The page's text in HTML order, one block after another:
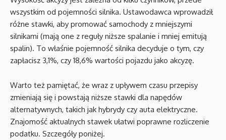
wszystkim od pojemności silnika. Ustawodawca wprowadził
różne stawki, aby promować samochody z mniejszymi
silnikami (mają one z reguły niższe spalanie i mniej emitują
spalin). To właśnie pojemność silnika decyduje o tym, czy
zapłacisz 3,1%, czy 18,6% wartości pojazdu jako akcyzę.
Warto też pamiętać, że wraz z upływem czasu przepisy
zmieniają się i powstają niższe stawki dla napędów
alternatywnych, takich jak hybrydy czy auta elektryczne.
Znajomość aktualnych stawek ułatwi poprawne rozliczenie
podatku. Szczegóły poniżej.